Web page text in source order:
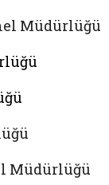
Müdürlüğü
Müdürlüğü